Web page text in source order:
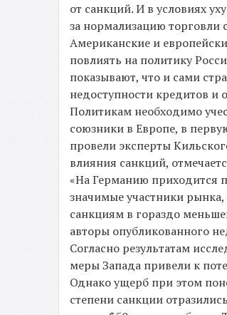
от санкций. И в условиях
за нормализацию торговли
Американские и
повлиять на политику
показывают, что и сами
недоступности кредитов
Политикам необходимо
союзники в Европе, в
провели эксперты
влияния санкций,
«На Германию приходится
значимые участники
санкциям в гораздо
авторы опубликованного
Согласно результатам
меры Запада привели к
Однако ущерб при этом
степени санкции